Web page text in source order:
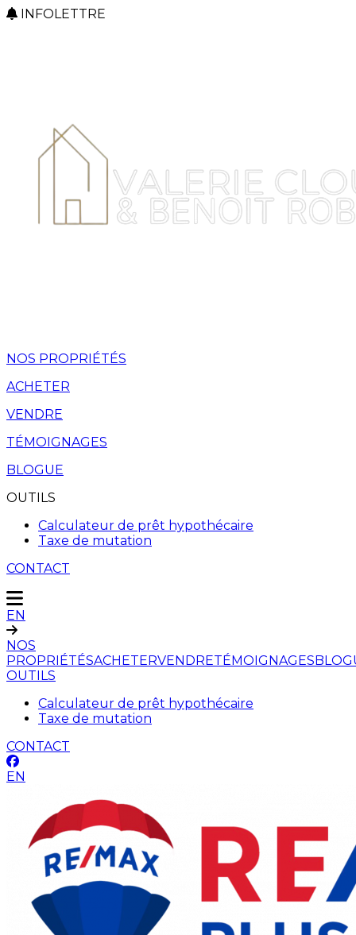
INFOLETTRE
NOS PROPRIÉTÉS
ACHETER
VENDRE
TÉMOIGNAGES
BLOGUE
OUTILS
Calculateur de prêt hypothécaire
Taxe de mutation
CONTACT
EN
NOS
PROPRIÉTÉSACHETERVENDRETÉMOIGNAGES
OUTILS
Calculateur de prêt hypothécaire
Taxe de mutation
CONTACT
EN